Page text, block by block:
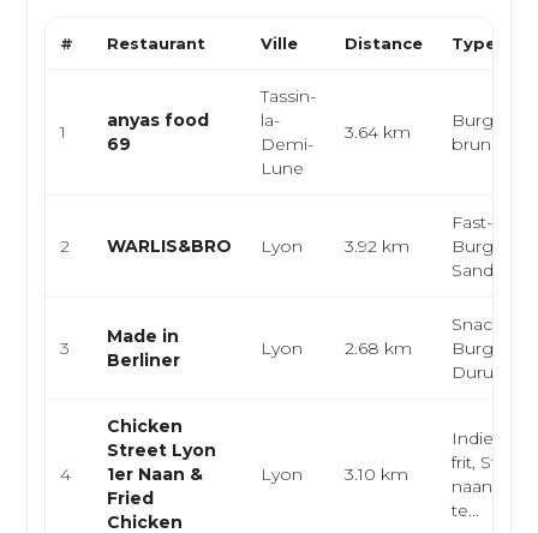
# Restaurant Ville Distance Type de
1
anyas food
69
Tassin-
la-
Demi-
Lune
3.64 km
Burgers,
brunch
2 WARLIS&BRO Lyon 3.92 km
Fast-food,
Burger,
Sandwich
3
Made in
Berliner
Lyon 2.68 km
Snack,
Burger,
Durum
4
Chicken
Street Lyon
1er Naan &
Fried
Chicken
Lyon 3.10 km
Indien,
frit, Street
naan,
te...